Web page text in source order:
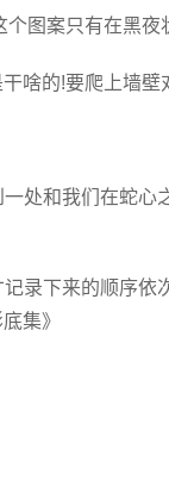
个图案只有在黑
啥的!要爬上墙壁
处和我们在蛇
录下来的顺序
集》